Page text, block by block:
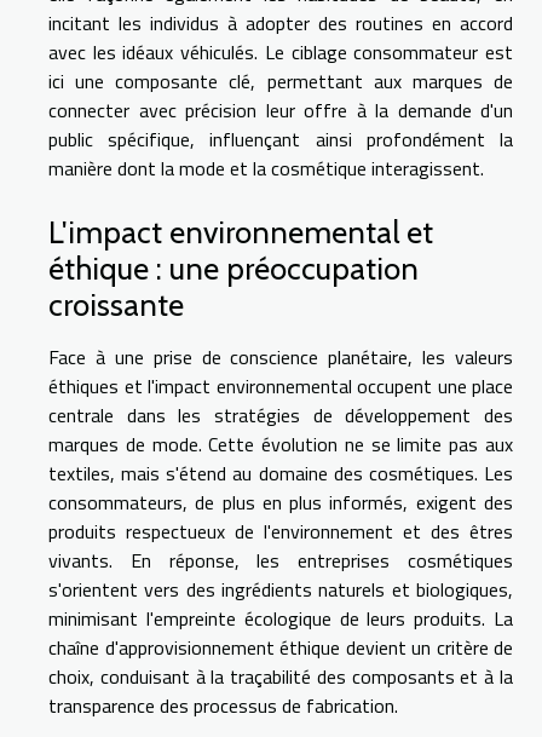
incitant les individus à adopter des routines en accord
avec les idéaux véhiculés. Le ciblage consommateur est
ici une composante clé, permettant aux marques de
connecter avec précision leur offre à la demande d'un
public spécifique, influençant ainsi profondément la
manière dont la mode et la cosmétique interagissent.
L'impact environnemental et
éthique : une préoccupation
croissante
Face à une prise de conscience planétaire, les valeurs
éthiques et l'impact environnemental occupent une place
centrale dans les stratégies de développement des
marques de mode. Cette évolution ne se limite pas aux
textiles, mais s'étend au domaine des cosmétiques. Les
consommateurs, de plus en plus informés, exigent des
produits respectueux de l'environnement et des êtres
vivants. En réponse, les entreprises cosmétiques
s'orientent vers des ingrédients naturels et biologiques,
minimisant l'empreinte écologique de leurs produits. La
chaîne d'approvisionnement éthique devient un critère de
choix, conduisant à la traçabilité des composants et à la
transparence des processus de fabrication.